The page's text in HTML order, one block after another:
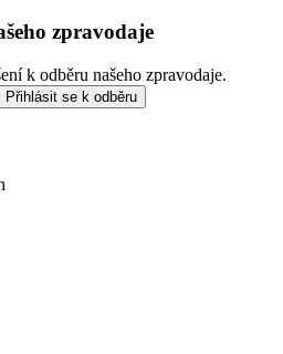
zpravodaje
k odběru našeho zpravodaje.
Přihlásit se k odběru